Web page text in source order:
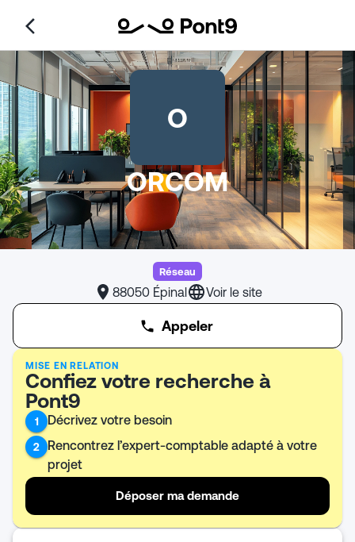
O
ORCOM
Réseau
88050 Épinal Voir le site
Appeler
MISE EN RELATION
Confiez votre recherche à
Pont9
1 Décrivez votre besoin
2
Rencontrez l’expert-comptable adapté à votre
projet
Déposer ma demande